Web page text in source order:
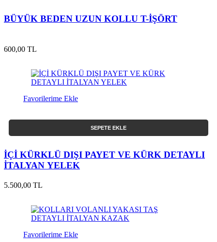
BÜYÜK BEDEN UZUN KOLLU T-İŞÖRT
600,00 TL
Favorilerime Ekle
SEPETE EKLE
İÇİ KÜRKLÜ DIŞI PAYET VE KÜRK DETAYLI
İTALYAN YELEK
5.500,00 TL
Favorilerime Ekle